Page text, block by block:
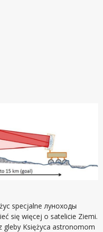
specjalne луноходы
się więcej o satelicie Ziemi.
gleby Księżyca astronomom